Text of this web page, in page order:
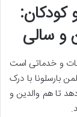
کودکان:
و سالی
و خدماتی است
بارسلونا با درک
تا هم والدین و